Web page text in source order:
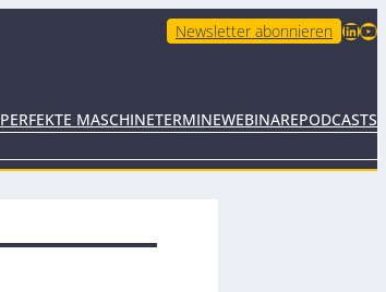
Newsletter abonnieren LinkedIn YouTube
PERFEKTE MASCHINETERMINEWEBINAREPODCASTS